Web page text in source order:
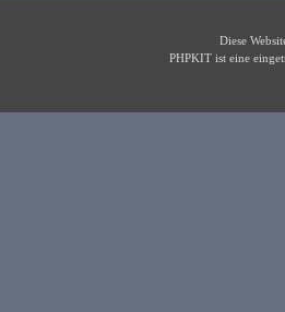
Diese
PHPKIT ist eine